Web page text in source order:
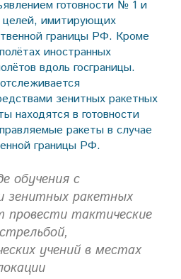
готовности № 1 и
целей, имитирующих
границы РФ. Кроме
иностранных
вдоль госграницы.
зенитных ракетных
находятся в готовности
ракеты в случае
границы РФ.
обучения с
зенитных ракетных
провести тактические
учений в местах